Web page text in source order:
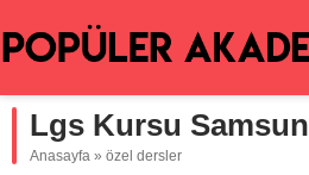
Lgs Kursu Samsun
Anasayfa » özel dersler